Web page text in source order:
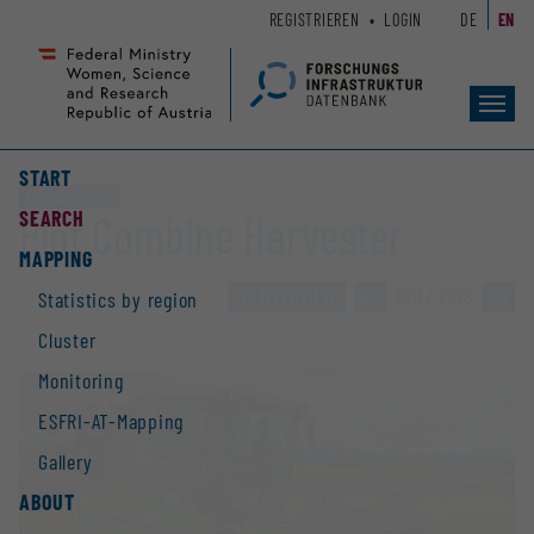
Seiteninhalt
Accesskey
Hauptnavigation
Accesskey
START
SEARCH
MAPPING
Statistics by region
Cluster
Monitoring
ESFRI-AT-Mapping
Gallery
ABOUT
REGISTRIEREN LOGIN DE EN
Plot Combine Harvester